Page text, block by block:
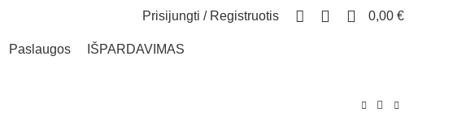
Prisijungti / Registruotis 0,00 €
Paslaugos IŠPARDAVIMAS